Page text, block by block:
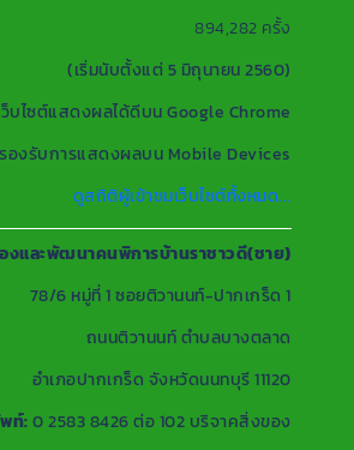
894,282 ครั้ง
(เริ่มนับตั้งแต่ 5 มิถุนายน 2560)
ว็บไซต์แสดงผลได้ดีบน Google Chrome
องรับการแสดงผลบน Mobile Devices
ดูสถิติผู้เข้าชมเว็บไซต์ทั้งหมด...
งและพัฒนาคนพิการบ้านราชาวดี(ชาย)
78/6 หมู่ที่ 1 ซอยติวานนท์-ปากเกร็ด 1
ถนนติวานนท์ ตำบลบางตลาด
อำเภอปากเกร็ด จังหวัดนนทบุรี 11120
ท์:0 2583 8426 ต่อ 102 บริจาคสิ่งของ